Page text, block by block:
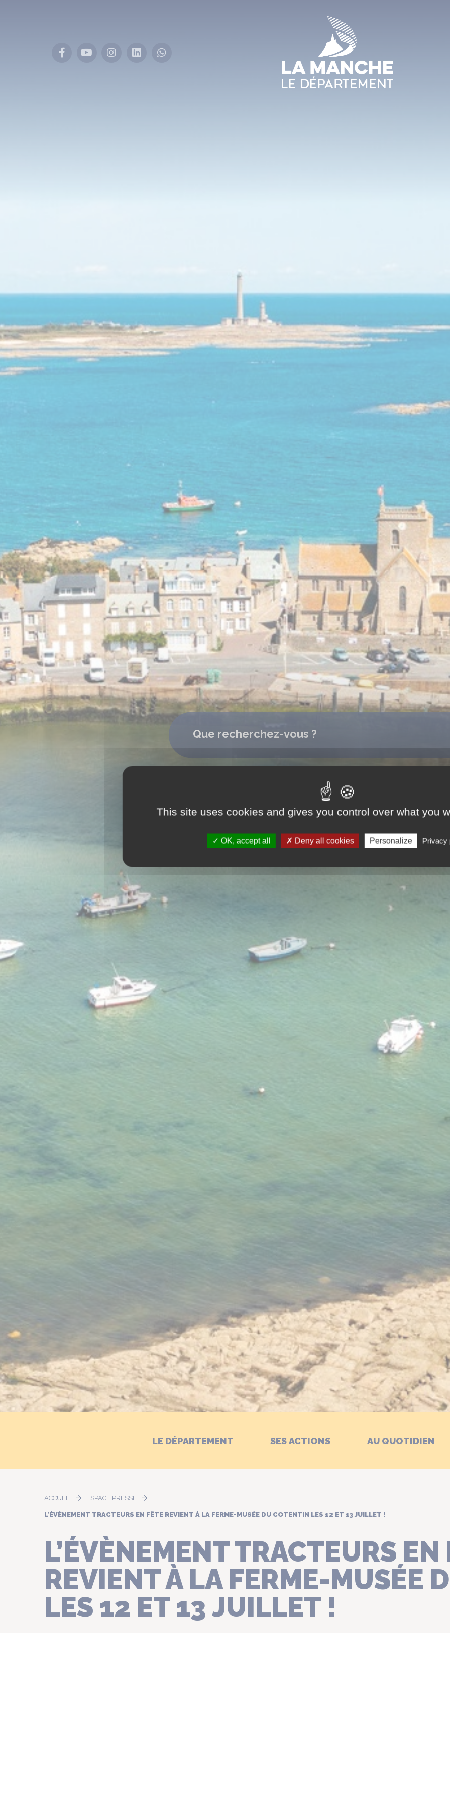
FacebookYouTubeInstagramLinkedInWhatsapp
Que recherchez-vous ?
LE DÉPARTEMENT SES ACTIONS AU QUOTIDIEN
ACCUEIL ESPACE PRESSE
L’ÉVÈNEMENT TRACTEURS EN FÊTE REVIENT À LA FERME-MUSÉE DU COTENTIN LES 12 ET 13 JUILLET !
L’ÉVÈNEMENT TRACTEURS EN
REVIENT À LA FERME-MUSÉE
LES 12 ET 13 JUILLET !
This site uses cookies and gives you control over what you
OK, accept all Deny all cookies Personalize Privacy